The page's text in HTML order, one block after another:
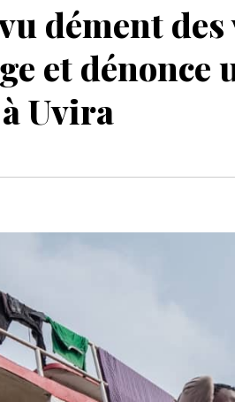
dément
et dénonce
Uvira